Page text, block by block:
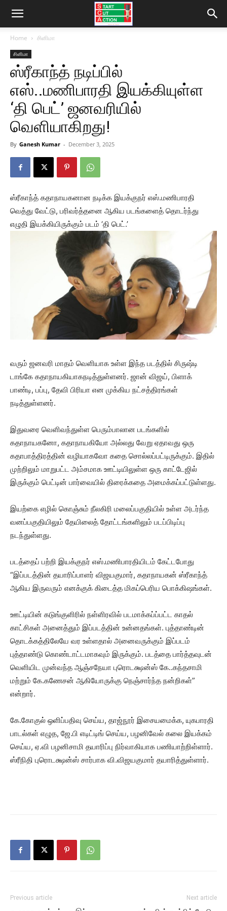
Home சினிமா
சினிமா
ஸ்ரீகாந்த் நடிப்பில்
எஸ்..மணிபாரதி இயக்கியுள்ள
‘தி பெட்’ ஜனவரியில்
வெளியாகிறது!
By Ganesh Kumar - December 3, 2025
ஸ்ரீகாந்த் கதாநாயகனான நடிக்க இயக்குநர் எஸ்.மணிபாரதி
வெத்து வேட்டு, பரிவர்த்தனை ஆகிய படங்களைத் தொடர்ந்து
எழுதி இயக்கியிருக்கும் படம் ‘தி பெட்.’
வரும் ஜனவரி மாதம் வெளியாக உள்ள இந்த படத்தில் சிருஷ்டி
டாங்கே கதாநாயகியாகநடித்துள்ளனர். ஜான் விஜய், பிளாக்
பாண்டி, பப்பு, தேவி பிரியா என முக்கிய நட்சத்திரங்கள்
நடித்துள்ளனர்.
இதுவரை வெளிவந்துள்ள பெரும்பாலான படங்களில்
கதாநாயகனோ, கதாநாயகியோ அல்லது வேறு ஏதாவது ஒரு
கதாபாத்திரத்தின் வழியாகவோ கதை சொல்லப்பட்டிருக்கும். இதில்
முற்றிலும் மாறுபட்ட அம்சமாக ஊட்டியிலுள்ள ஒரு காட்டேஜில்
இருக்கும் பெட்டின் பார்வையில் திரைக்கதை அமைக்கப்பட்டுள்ளது.
இயற்கை எழில் கொஞ்சும் நீலகிரி மலைப்பகுதியில் உள்ள அடர்ந்த
வனப்பகுதியிலும் தேயிலைத் தோட்டங்களிலும் படப்பிடிப்பு
நடந்துள்ளது.
படத்தைப் பற்றி இயக்குநர் எஸ்.மணிபாரதியிடம் கேட்டபோது
“இப்படத்தின் தயாரிப்பாளர் விஜயகுமார், கதாநாயகன் ஸ்ரீகாந்த்
ஆகிய இருவரும் எனக்குக் கிடைத்த மிகப்பெரிய பொக்கிஷங்கள்.
ஊட்டியின் கடுங்குளிரில் நள்ளிரவில் படமாக்கப்ப்பட்ட காதல்
காட்சிகள் அனைத்தும் இப்படத்தின் உன்னதங்கள். புத்தாண்டின்
தொடக்கத்திலேயே வர உள்ளதால் அனைவருக்கும் இப்படம்
புத்தாண்டு கொண்டாட்டமாகவும் இருக்கும். படத்தை பார்த்தவுடன்
வெளியிட முன்வந்த ஆஞ்சநேயா புரொடக்ஷன்ஸ் கே..கந்தசாமி
மற்றும் கே.கணேசன் ஆகியோருக்கு நெஞ்சார்ந்த நன்றிகள்”
என்றார்.
கே.கோகுல் ஒளிப்பதிவு செய்ய, தாஜ்நூர் இசையமைக்க, யுகபாரதி
பாடல்கள் எழுத, ஜே.பி எடிட்டிங் செய்ய, பழனிவேல் கலை இயக்கம்
செய்ய, ஏ.வி பழனிசாமி தயாரிப்பு நிர்வாகியாக பணியாற்றிள்ளார்.
ஸ்ரீநிதி புரொடக்ஷன்ஸ் சார்பாக வி.விஜயகுமார் தயாரித்துள்ளார்.
Previous article Next article